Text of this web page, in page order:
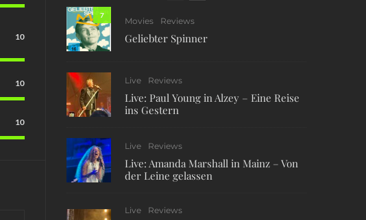
10
10
10
7
Movies Reviews
Geliebter Spinner
Live Reviews
Live: Paul Young in Alzey – Eine Reise
ins Gestern
Live Reviews
Live: Amanda Marshall in Mainz – Von
der Leine gelassen
Live Reviews